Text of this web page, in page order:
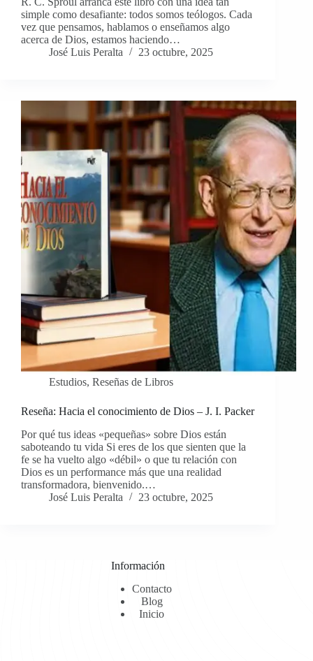
simple como desafiante: todos somos teólogos. Cada
vez que pensamos, hablamos o enseñamos algo
acerca de Dios, estamos haciendo…
José Luis Peralta
23 octubre, 2025
Estudios, Reseñas de Libros
Reseña: Hacia el conocimiento de Dios – J. I. Packer
Por qué tus ideas «pequeñas» sobre Dios están
saboteando tu vida Si eres de los que sienten que la
fe se ha vuelto algo «débil» o que tu relación con
Dios es un performance más que una realidad
transformadora, bienvenido.…
José Luis Peralta
23 octubre, 2025
Información
Contacto
Blog
Inicio